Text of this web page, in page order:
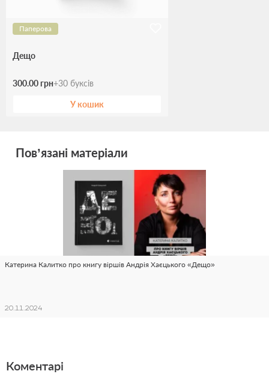
Паперова
Дещо
300.00 грн+30 буксів
У кошик
Пов’язані матеріали
Катерина Калитко про книгу віршів Андрія Хаєцького «Дещо»
20.11.2024
Коментарі